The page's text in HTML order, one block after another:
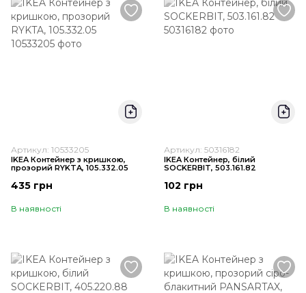
Артикул: 10533205
IKEA Контейнер з кришкою,
прозорий RYKTA, 105.332.05
435 грн
В наявності
Артикул: 50316182
IKEA Контейнер, білий
SOCKERBIT, 503.161.82
102 грн
В наявності